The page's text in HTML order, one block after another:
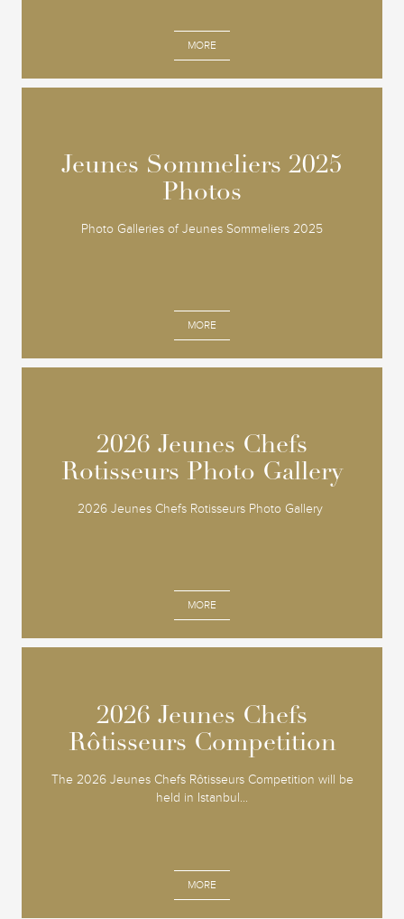
MORE
Jeunes Sommeliers 2025
Photos
Photo Galleries of Jeunes Sommeliers 2025
MORE
Jeunes Sommeliers 2025
Photos
2026 Jeunes Chefs
Rotisseurs Photo Gallery
2026 Jeunes Chefs Rotisseurs Photo Gallery
MORE
2026 Jeunes Chefs
Rotisseurs Photo Gallery
2026 Jeunes Chefs
Rôtisseurs Competition
The 2026 Jeunes Chefs Rôtisseurs Competition will be
held in Istanbul...
MORE
2026 Jeunes Chefs
Rôtisseurs Competition